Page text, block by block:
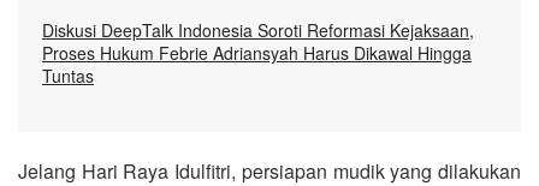
Diskusi DeepTalk Indonesia Soroti Reformasi Kejaksaan,
Proses Hukum Febrie Adriansyah Harus Dikawal Hingga
Tuntas
Jelang Hari Raya Idulfitri, persiapan mudik yang dilakukan